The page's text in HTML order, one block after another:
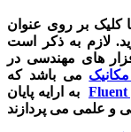
کلیک بر روی عنوان
لازم به ذکر است
های مهندسی در
می باشد که
Fluent به ارایه پایان